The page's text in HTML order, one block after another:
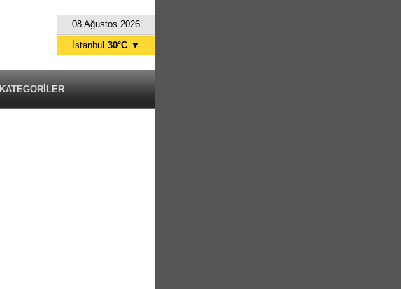
08 Ağustos 2026
KATEGORİLER
İstanbul 30°C ▼